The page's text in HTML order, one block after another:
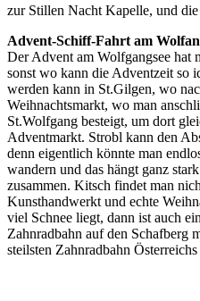
zur Stillen Nacht Kapelle, und
Advent-Schiff-Fahrt am
Der Advent am Wolfgangsee hat
sonst wo kann die Adventzeit so
werden kann in St.Gilgen, wo
Weihnachtsmarkt, wo man
St.Wolfgang besteigt, um dort
Adventmarkt. Strobl kann den
denn eigentlich könnte man
wandern und das hängt ganz
zusammen. Kitsch findet man
Kunsthandwerkt und echte
viel Schnee liegt, dann ist auch
Zahnradbahn auf den Schafberg
steilsten Zahnradbahn